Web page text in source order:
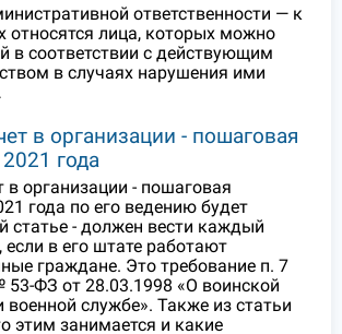
ответственности — к
относятся лица, которых можно
в соответствии с действующим
в случаях нарушения ими
в организации - пошаговая
года
в организации - пошаговая
года по его ведению будет
статье - должен вести каждый
если в его штате работают
граждане. Это требование п. 7
53-ФЗ от 28.03.1998 «О воинской
военной службе». Также из статьи
этим занимается и какие